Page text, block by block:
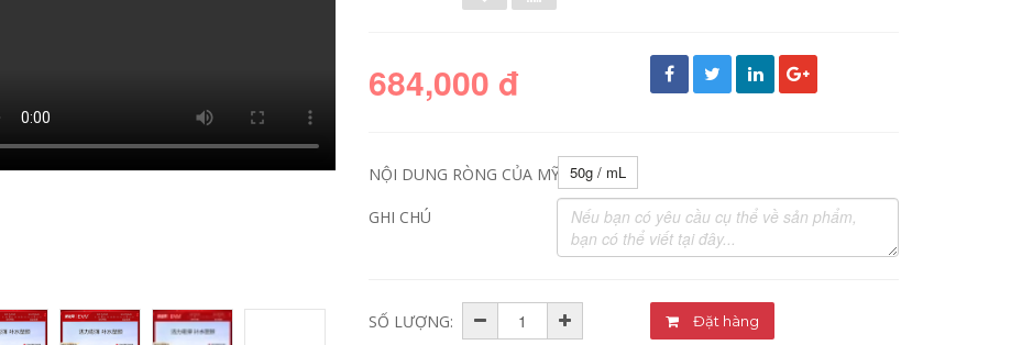
HBN Retinol Double
A Essence Emulsion
Se khít lỗ chân lông,
Tinh chất Facelive /
Faceni Astaxanthin
684,000 đ
NỘI DUNG RÒNG CỦA MỸ PHẨM:
50g / mL
GHI CHÚ
SỐ LƯỢNG: Đặt hàng